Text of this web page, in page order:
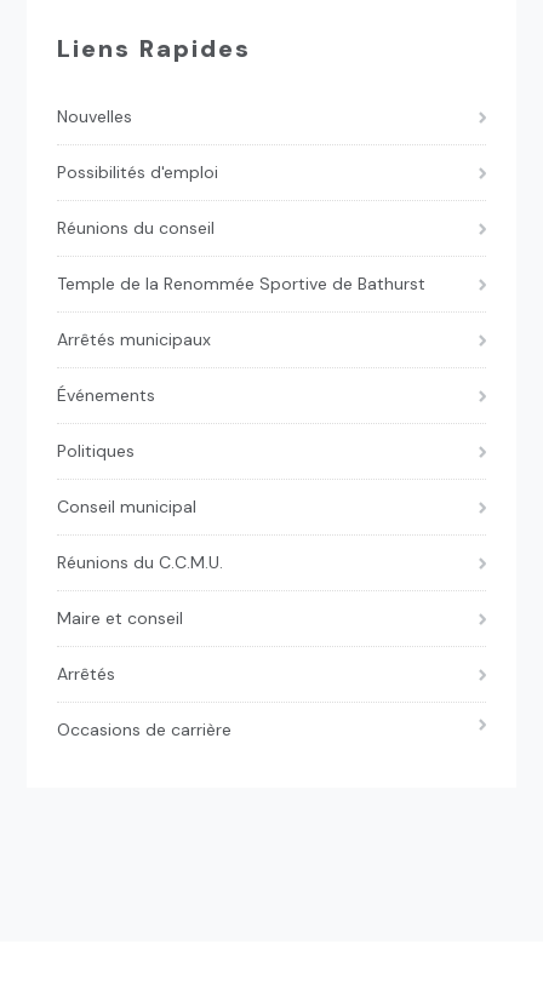
Liens Rapides
Nouvelles
Possibilités d'emploi
Réunions du conseil
Temple de la Renommée Sportive de Bathurst
Arrêtés municipaux
Événements
Politiques
Conseil municipal
Réunions du C.C.M.U.
Maire et conseil
Arrêtés
Occasions de carrière